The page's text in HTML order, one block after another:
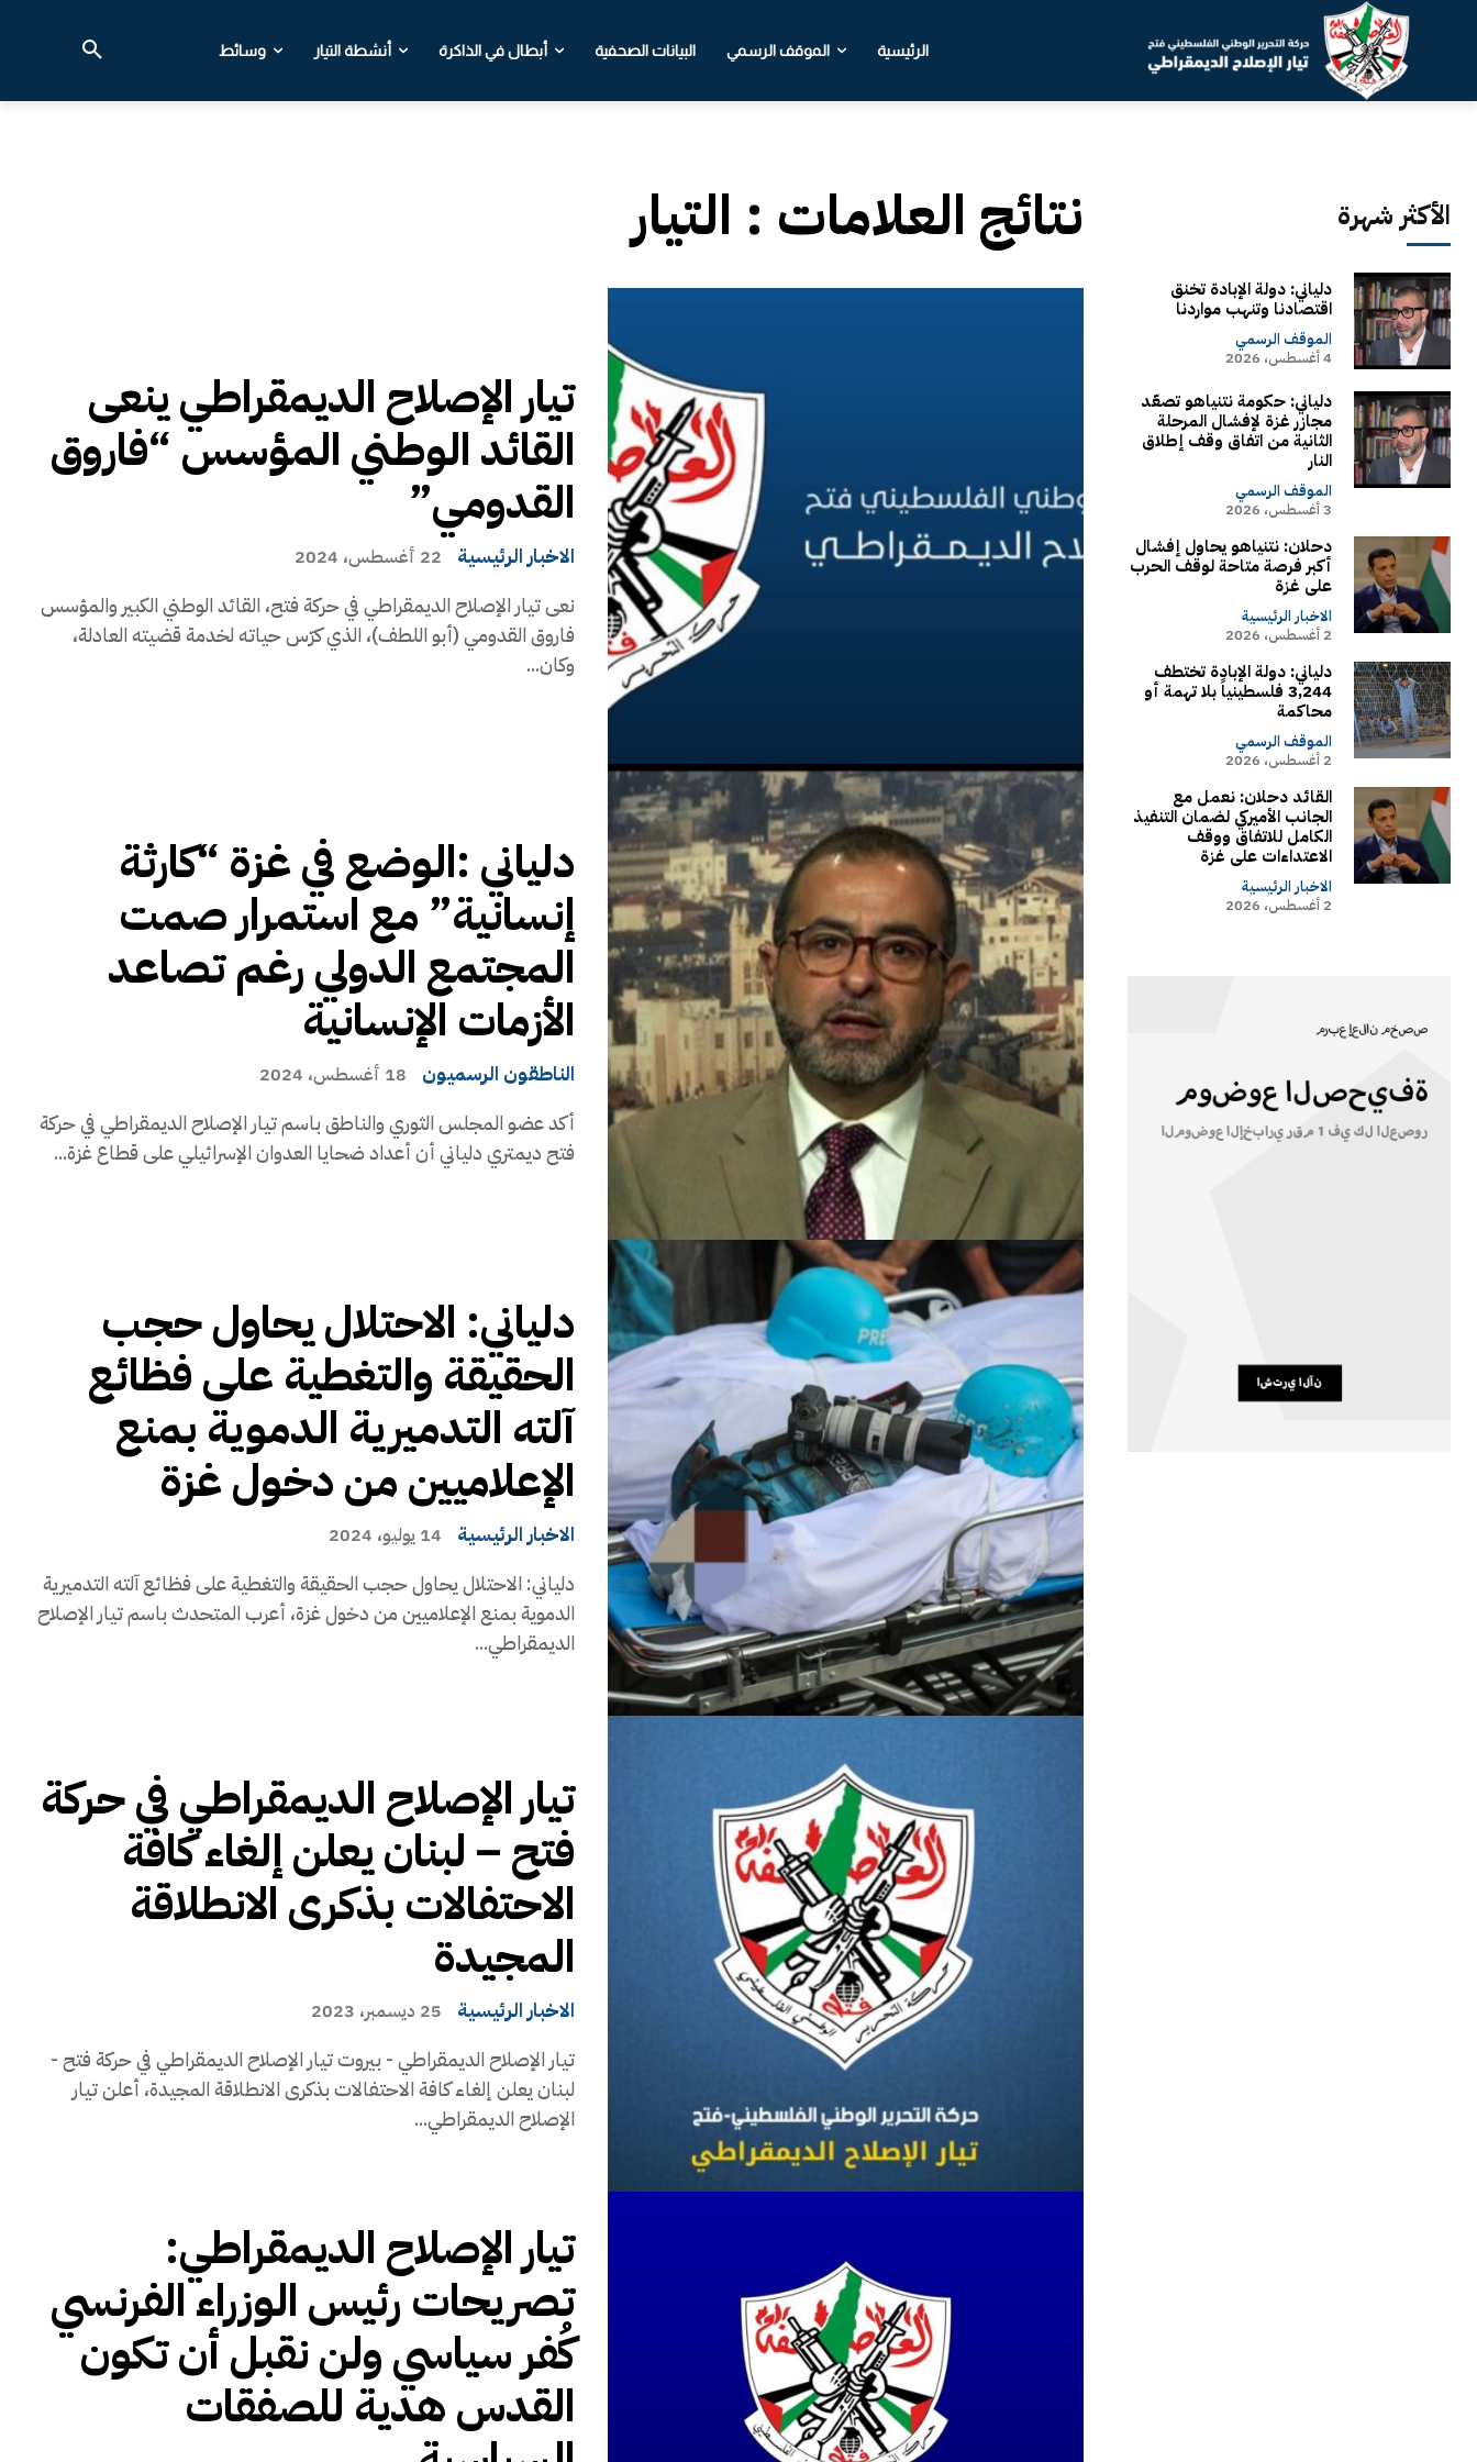
الرئيسية الموقف الرسمي البيانات الصحفية أبطال في الذاكرة أنشطة التيار وسائط
نتائج العلامات : التيار
تيار الإصلاح الديمقراطي ينعى
القائد الوطني المؤسس “فاروق
القدومي”
الاخبار الرئيسية 22 أغسطس، 2024
نعى تيار الإصلاح الديمقراطي في حركة فتح، القائد الوطني الكبير والمؤسس
فاروق القدومي (أبو اللطف)، الذي كرّس حياته لخدمة قضيته العادلة،
وكان...
دلياني :الوضع في غزة “كارثة
إنسانية” مع استمرار صمت
المجتمع الدولي رغم تصاعد
الأزمات الإنسانية
الناطقون الرسميون 18 أغسطس، 2024
أكد عضو المجلس الثوري والناطق باسم تيار الإصلاح الديمقراطي في حركة
فتح ديمتري دلياني أن أعداد ضحايا العدوان الإسرائيلي على قطاع غزة...
دلياني: الاحتلال يحاول حجب
الحقيقة والتغطية على فظائع
آلته التدميرية الدموية بمنع
الإعلاميين من دخول غزة
الاخبار الرئيسية 14 يوليو، 2024
دلياني: الاحتلال يحاول حجب الحقيقة والتغطية على فظائع آلته التدميرية
الدموية بمنع الإعلاميين من دخول غزة، أعرب المتحدث باسم تيار الإصلاح
الديمقراطي...
تيار الإصلاح الديمقراطي في حركة
فتح – لبنان يعلن إلغاء كافة
الاحتفالات بذكرى الانطلاقة
المجيدة
الاخبار الرئيسية 25 ديسمبر، 2023
تيار الإصلاح الديمقراطي - بيروت تيار الإصلاح الديمقراطي في حركة فتح -
لبنان يعلن إلغاء كافة الاحتفالات بذكرى الانطلاقة المجيدة، أعلن تيار
الإصلاح الديمقراطي...
تيار الإصلاح الديمقراطي:
تصريحات رئيس الوزراء الفرنسي
كُفر سياسي ولن نقبل أن تكون
القدس هدية للصفقات
الأكثر شهرة
دلياني: دولة الإبادة تخنق
اقتصادنا وتنهب مواردنا
الموقف الرسمي
4 أغسطس، 2026
دلياني: حكومة نتنياهو تصعّد
مجازر غزة لإفشال المرحلة
الثانية من اتفاق وقف إطلاق
النار
الموقف الرسمي
3 أغسطس، 2026
دحلان: نتنياهو يحاول إفشال
أكبر فرصة متاحة لوقف الحرب
على غزة
الاخبار الرئيسية
2 أغسطس، 2026
دلياني: دولة الإبادة تختطف
3,244 فلسطينياً بلا تهمة أو
محاكمة
الموقف الرسمي
2 أغسطس، 2026
القائد دحلان: نعمل مع
الجانب الأميركي لضمان التنفيذ
الكامل للاتفاق ووقف
الاعتداءات على غزة
الاخبار الرئيسية
2 أغسطس، 2026